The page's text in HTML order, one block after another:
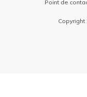
Point de
Copyright